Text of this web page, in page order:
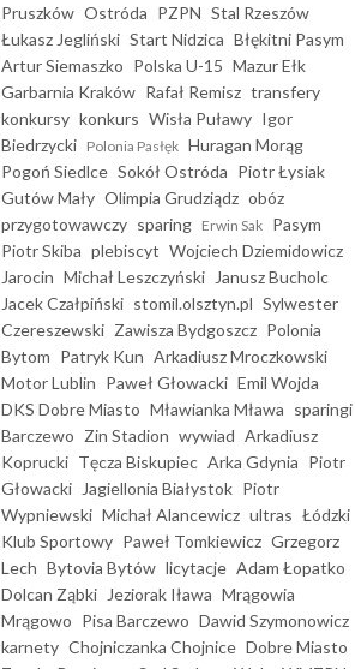
Pruszków Ostróda PZPN Stal Rzeszów
Łukasz Jegliński Start Nidzica Błękitni Pasym
Artur Siemaszko Polska U-15 Mazur Ełk
Garbarnia Kraków Rafał Remisz transfery
konkursy konkurs Wisła Puławy Igor
Biedrzycki Polonia Pasłęk Huragan Morąg
Pogoń Siedlce Sokół Ostróda Piotr Łysiak
Gutów Mały Olimpia Grudziądz obóz
przygotowawczy sparing Erwin Sak Pasym
Piotr Skiba plebiscyt Wojciech Dziemidowicz
Jarocin Michał Leszczyński
Janusz Bucholc
Jacek Czałpiński stomil.olsztyn.pl Sylwester
Czereszewski Zawisza Bydgoszcz Polonia
Bytom Patryk Kun Arkadiusz Mroczkowski
Motor Lublin Paweł Głowacki Emil Wojda
DKS Dobre Miasto Mławianka Mława sparingi
Barczewo Zin Stadion wywiad Arkadiusz
Koprucki Tęcza Biskupiec Arka Gdynia Piotr
Głowacki
Jagiellonia Białystok Piotr
Wypniewski Michał Alancewicz ultras Łódzki
Klub Sportowy Paweł Tomkiewicz Grzegorz
Lech Bytovia Bytów licytacje Adam Łopatko
Dolcan Ząbki
Jeziorak Iława Mrągowia
Mrągowo Pisa Barczewo Dawid Szymonowicz
karnety Chojniczanka Chojnice Dobre Miasto